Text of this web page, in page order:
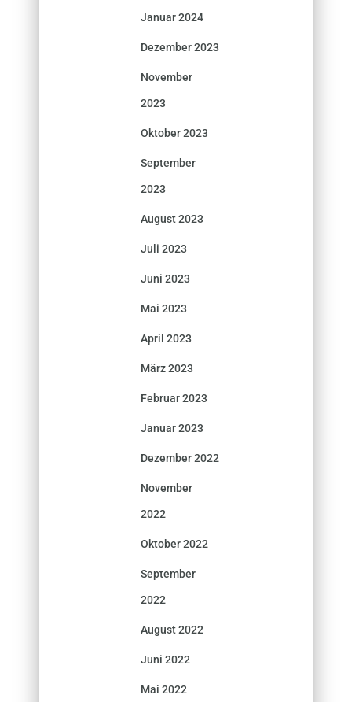
Januar 2024
Dezember 2023
November
2023
Oktober 2023
September
2023
August 2023
Juli 2023
Juni 2023
Mai 2023
April 2023
März 2023
Februar 2023
Januar 2023
Dezember 2022
November
2022
Oktober 2022
September
2022
August 2022
Juni 2022
Mai 2022